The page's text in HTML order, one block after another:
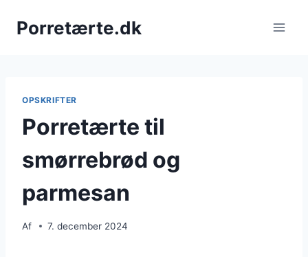
Porretærte.dk
OPSKRIFTER
Porretærte til
smørrebrød og
parmesan
Af 7. december 2024